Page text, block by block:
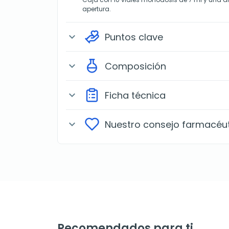
apertura.
expand_more Puntos clave
expand_more Composición
expand_more Ficha técnica
expand_more Nuestro consejo